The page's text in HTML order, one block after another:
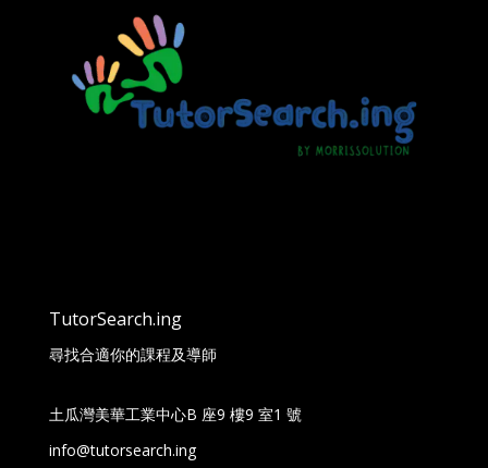
TutorSearch.ing
尋找合適你的課程及導師
土瓜灣美華工業中心B 座9 樓9 室1 號
info@tutorsearch.ing